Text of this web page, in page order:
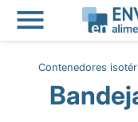

Contenedores